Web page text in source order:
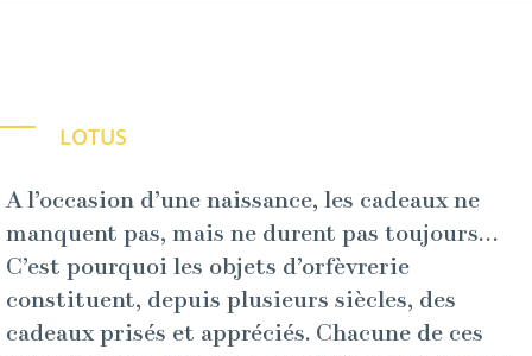
LOTUS
A l’occasion d’une naissance, les cadeaux ne
manquent pas, mais ne durent pas toujours…
C’est pourquoi les objets d’orfèvrerie
constituent, depuis plusieurs siècles, des
cadeaux prisés et appréciés. Chacune de ces